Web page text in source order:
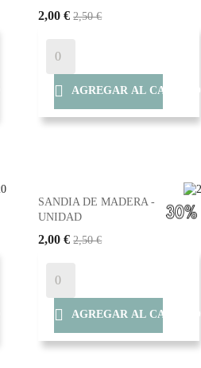
2,00 € 2,50 €
 AGREGAR AL CARRITO
SANDIA DE MADERA -
UNIDAD
2,00 € 2,50 €
 AGREGAR AL CARRITO